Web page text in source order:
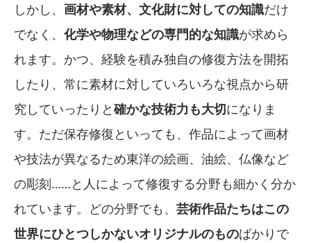
しかし、 画材や素材、文化財に対しての知識だけ
でなく、 化学や物理などの専門的な知識が求めら
れます。かつ、経験を積み独自の修復方法を開拓
したり、常に素材に対していろいろな視点から研
究していったりと確かな技術力も大切になりま
す。ただ保存修復といっても、作品によって画材
や技法が異なるため東洋の絵画、油絵、仏像など
の彫刻……と人によって修復する分野も細かく分か
れています。どの分野でも、 芸術作品たちはこの
世界にひとつしかないオリジナルのものばかりで